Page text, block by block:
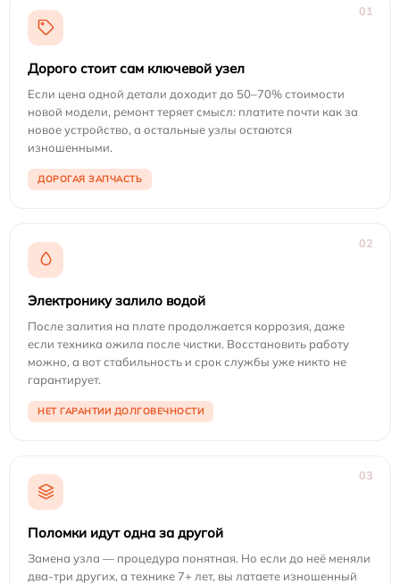
01
Дорого стоит сам ключевой узел
Если цена одной детали доходит до 50–70% стоимости
новой модели, ремонт теряет смысл: платите почти как за
новое устройство, а остальные узлы остаются
изношенными.
ДОРОГАЯ ЗАПЧАСТЬ
02
Электронику залило водой
После залития на плате продолжается коррозия, даже
если техника ожила после чистки. Восстановить работу
можно, а вот стабильность и срок службы уже никто не
гарантирует.
НЕТ ГАРАНТИИ ДОЛГОВЕЧНОСТИ
03
Поломки идут одна за другой
Замена узла — процедура понятная. Но если до неё меняли
два-три других, а технике 7+ лет, вы латаете изношенный